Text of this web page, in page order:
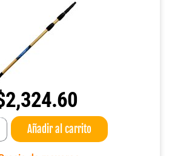
2,324.60
Añadir al carrito